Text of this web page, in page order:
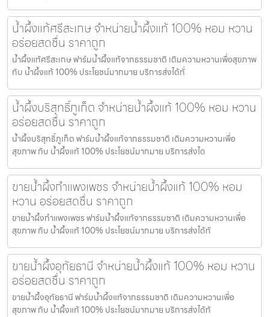
น้ำผึ้งแท้ศรีสะเกษ จำหน่ายน้ำผึ้งแท้ 100% หอม หวาน
อร่อยสดชื่น ราคาถูก
น้ำผึ้งแท้ศรีสะเกษ ฟาร์มน้ำผึ้งแท้จากธรรมชาติ เติมความหวานเพื่อสุขภาพ
กับ น้ำผึ้งแท้ 100% ประโยชน์มากมาย บริการส่งได้ทั่
น้ำผึ้งบริสุทธิ์ภูเก็ต จำหน่ายน้ำผึ้งแท้ 100% หอม หวาน
อร่อยสดชื่น ราคาถูก
น้ำผึ้งบริสุทธิ์ภูเก็ต ฟาร์มน้ำผึ้งแท้จากธรรมชาติ เติมความหวานเพื่อ
สุขภาพ กับ น้ำผึ้งแท้ 100% ประโยชน์มากมาย บริการส่งได
ขายน้ำผึ้งกำแพงเพชร จำหน่ายน้ำผึ้งแท้ 100% หอม
หวาน อร่อยสดชื่น ราคาถูก
ขายน้ำผึ้งกำแพงเพชร ฟาร์มน้ำผึ้งแท้จากธรรมชาติ เติมความหวานเพื่อ
สุขภาพ กับ น้ำผึ้งแท้ 100% ประโยชน์มากมาย บริการส่งได้ทั
ขายน้ำผึ้งอุทัยธานี จำหน่ายน้ำผึ้งแท้ 100% หอม หวาน
อร่อยสดชื่น ราคาถูก
ขายน้ำผึ้งอุทัยธานี ฟาร์มน้ำผึ้งแท้จากธรรมชาติ เติมความหวานเพื่อ
สุขภาพ กับ น้ำผึ้งแท้ 100% ประโยชน์มากมาย บริการส่งได้ทั